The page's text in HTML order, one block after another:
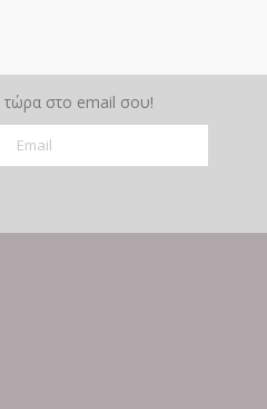
τώρα στο email σου!